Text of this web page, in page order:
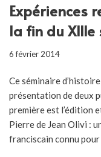
Expériences
la fin du XIIIe
6 février 2014
Ce séminaire
présentation de deux
première est l’édition
Pierre de Jean Olivi :
franciscain connu